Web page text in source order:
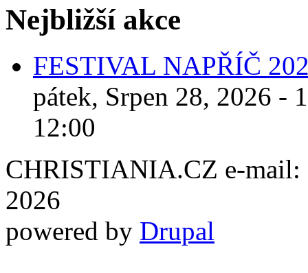
Nejbližší akce
FESTIVAL NAPŘÍČ
pátek, Srpen 28, 2026 -
12:00
CHRISTIANIA.CZ e-mail:
2026
powered by Drupal